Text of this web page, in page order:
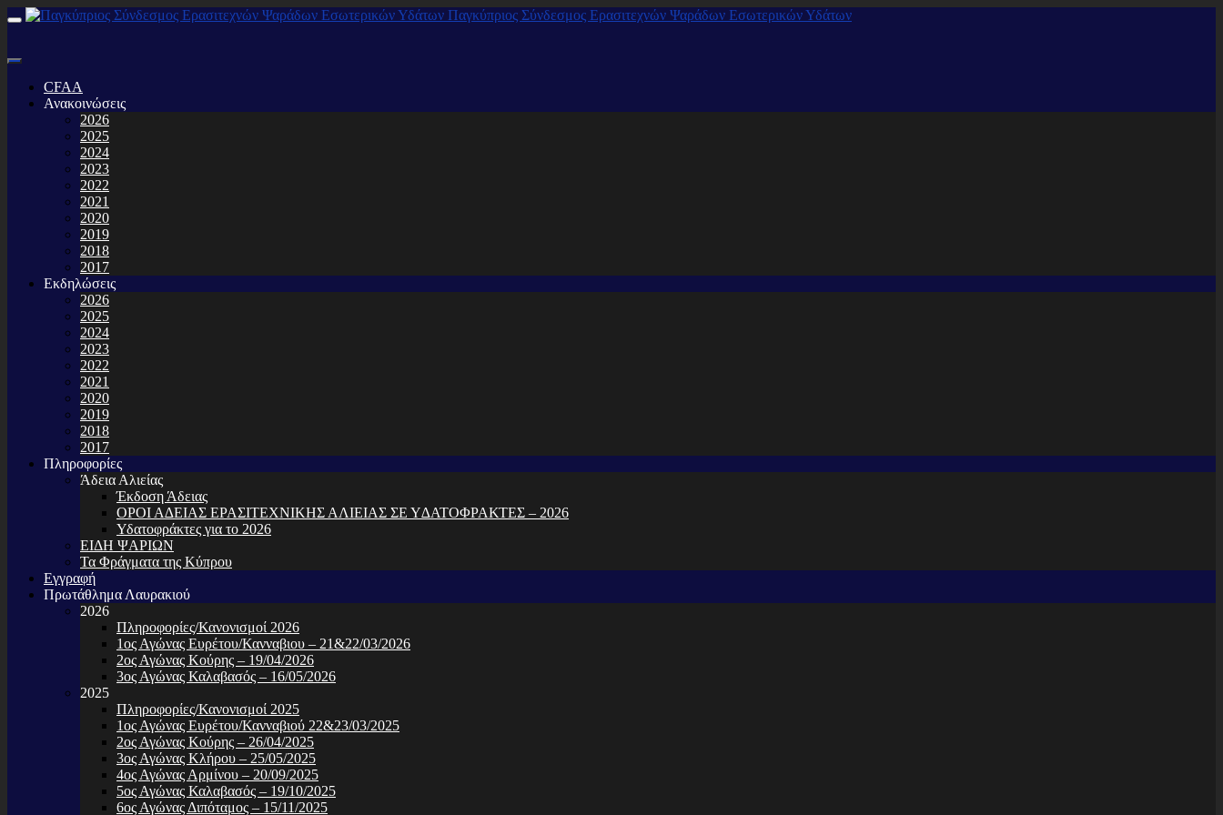
CFAA
Ανακοινώσεις
2026
2025
2024
2023
2022
2021
2020
2019
2018
2017
Εκδηλώσεις
2026
2025
2024
2023
2022
2021
2020
2019
2018
2017
Πληροφορίες
Άδεια Αλιείας
Έκδοση Άδειας
ΟΡΟΙ Α∆ΕΙΑΣ ΕΡΑΣΙΤΕΧΝΙΚΗΣ ΑΛΙΕΙΑΣ ΣΕ Υ∆ΑΤΟΦΡΑΚΤΕΣ – 2026
Υδατοφράκτες για το 2026
ΕΙΔΗ ΨΑΡΙΩΝ
Τα Φράγματα της Κύπρου
Εγγραφή
Πρωτάθλημα Λαυρακιού
2026
Πληροφορίες/Κανονισμοί 2026
1ος Αγώνας Ευρέτου/Κανναβιου – 21&22/03/2026
2ος Αγώνας Κούρης – 19/04/2026
3ος Αγώνας Καλαβασός – 16/05/2026
2025
Πληροφορίες/Κανονισμοί 2025
1ος Αγώνας Ευρέτου/Κανναβιού 22&23/03/2025
2ος Αγώνας Κούρης – 26/04/2025
3ος Αγώνας Κλήρου – 25/05/2025
4ος Αγώνας Αρμίνου – 20/09/2025
5ος Αγώνας Καλαβασός – 19/10/2025
6ος Αγώνας Διπόταμος – 15/11/2025